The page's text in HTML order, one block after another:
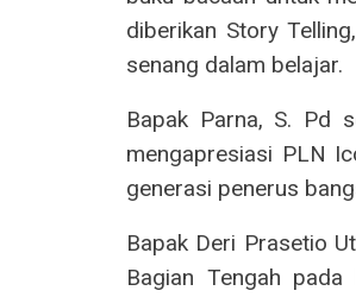
diberikan Story
senang dalam belajar.
Bapak Parna, S. Pd
mengapresiasi PLN
generasi penerus
Bapak Deri Prasetio
Bagian Tengah